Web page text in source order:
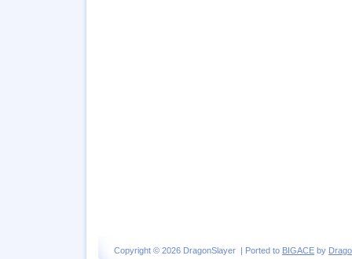
Copyright © 2026 DragonSlayer | Ported to BIGACE by